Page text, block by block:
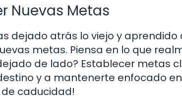
Nuevas Metas
dejado atrás lo viejo y aprendido
metas. Piensa en lo que
de lado? Establecer metas
y a mantenerte enfocado
caducidad!